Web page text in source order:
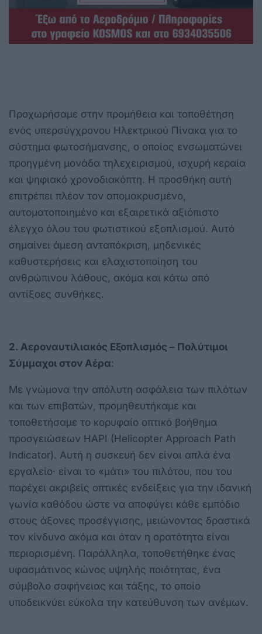
Προχωρήσαμε στην προμήθεια και τοποθέτηση
ενός υπερσύγχρονου Ηλεκτρικού Πίνακα για το
σύστημα φωτοσήμανσης, ο οποίος ενσωματώνει
προηγμένη μονάδα τηλεχειρισμού, ισχυρή κεραία
και ψηφιακό χρονοδιακόπτη. Η προσθήκη αυτή
επιτρέπει πλέον τον απομακρυσμένο,
αυτοματοποιημένο και εξαιρετικά αξιόπιστο
έλεγχο όλου του φωτιστικού εξοπλισμού. Αυτό
σημαίνει άμεση ανταπόκριση, μηδενικές
καθυστερήσεις και ελαχιστοποίηση του
ανθρώπινου λάθους, ακόμα και κάτω από
αντίξοες συνθήκες.
2. Αεροναυτιλιακός Εξοπλισμός – Πολύτιμοι
Σύμμαχοι στον Αέρα:
Με γνώμονα την απόλυτη ασφάλεια των πιλότων
και των επιβατών, προμηθευτήκαμε και
τοποθετήσαμε το κορυφαίο οπτικό βοήθημα
προσγειώσεων HAPI (Helicopter Approach Path
Indicator). Αυτή η συσκευή δεν είναι απλά ένα
εργαλείο· είναι το «μάτι» του πιλότου, που του
παρέχει ακριβείς οπτικές ενδείξεις για την ιδανική
γωνία καθόδου ώστε να αποφύγει κάθε εμπόδιο
στους άξονες προσέγγισης, μειώνοντας δραστικά
τον κίνδυνο ακόμα και όταν η ορατότητα είναι
περιορισμένη. Παράλληλα, τοποθετήθηκε ένας
υφασμάτινος κώνος υψηλής ποιότητας, ένα
σύμβολο σαφήνειας και τάξης, το οποίο
υποδεικνύει εύκολα την κατεύθυνση των ανέμων.